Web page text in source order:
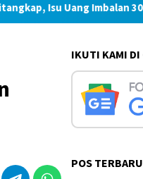
30 Juta Sudah Beredar!
IKUTI KAMI DI
POS TERBARU